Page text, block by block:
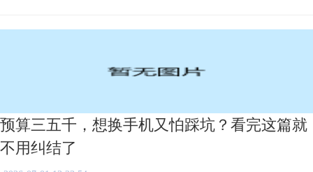
预算三五千，想换手机又怕踩坑？看完这篇就
不用纠结了